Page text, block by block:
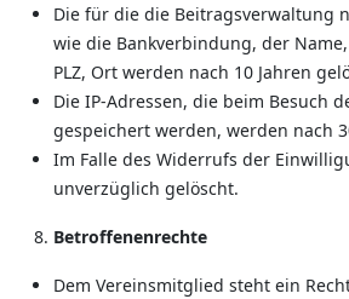
Die für die die Beitragsverwaltung
wie die Bankverbindung, der
PLZ, Ort werden nach 10 Jahren
Die IP-Adressen, die beim Besuch
gespeichert werden, werden nach
Im Falle des Widerrufs der
unverzüglich gelöscht.
Betroffenenrechte
Dem Vereinsmitglied steht ein